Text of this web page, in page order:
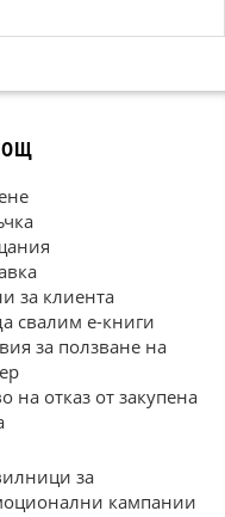
за клиента
свалим е-книги
за ползване на
на отказ от закупена
за
кампании